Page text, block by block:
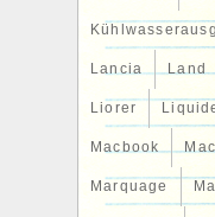
Lancia Land
Liorer
Macbook
Marquage